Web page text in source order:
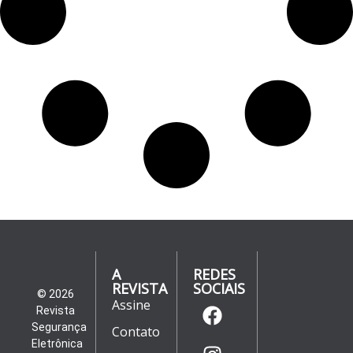
© 2026
Revista
Segurança
Eletrônica
A
REVISTA
Assine
Contato
REDES
SOCIAIS